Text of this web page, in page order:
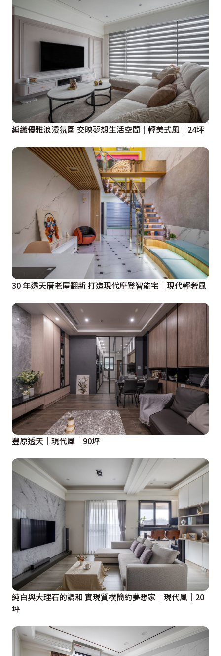
編織優雅浪漫氛圍 交映夢想生活空間│輕美式風│24坪
30 年透天厝老屋翻新 打造現代摩登智能宅│現代輕奢風
豐原透天｜現代風｜90坪
純白與大理石的調和 實現質樸簡約夢想家｜現代風｜20
坪